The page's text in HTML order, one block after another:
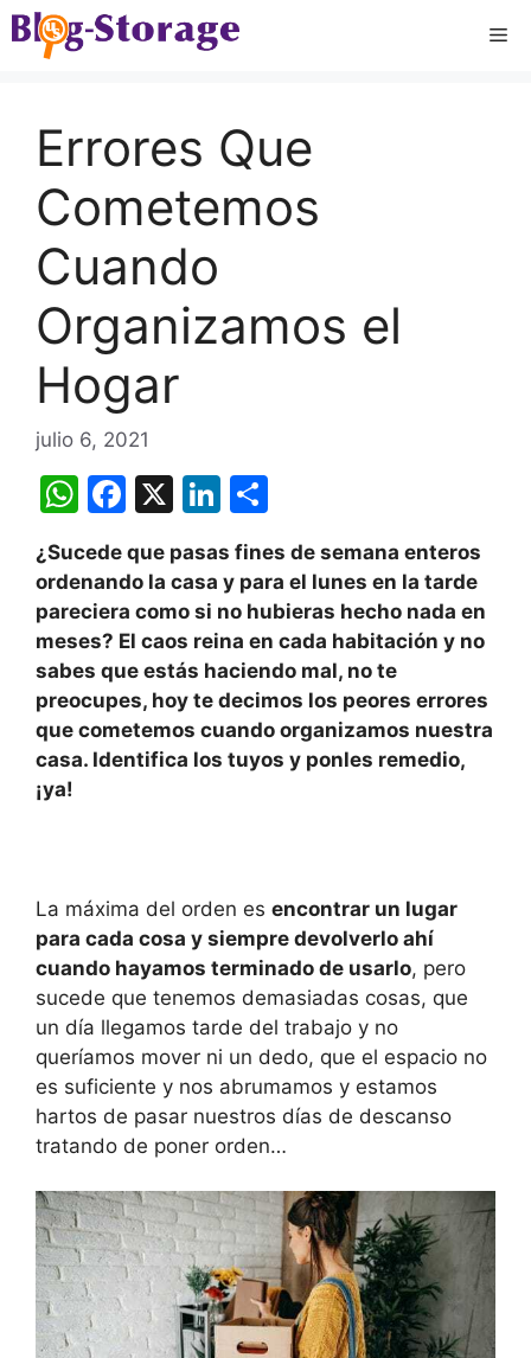
Saltar
al
Errores Que
Cometemos
Cuando
Organizamos el
Hogar
julio 6, 2021
W
at
s
A
p
p
F
c
e
b
o
o
k
X
Li
k
e
dI
n
m
p
ar
tir
¿Sucede que pasas fines de semana enteros
ordenando la casa y para el lunes en la tarde
pareciera como si no hubieras hecho nada en
meses? El caos reina en cada habitación y no
sabes que estás haciendo mal, no te
preocupes, hoy te decimos los peores errores
que cometemos cuando organizamos nuestra
casa. Identifica los tuyos y ponles remedio,
¡ya!
La máxima del orden es encontrar un lugar
para cada cosa y siempre devolverlo ahí
cuando hayamos terminado de usarlo, pero
sucede que tenemos demasiadas cosas, que
un día llegamos tarde del trabajo y no
queríamos mover ni un dedo, que el espacio no
es suficiente y nos abrumamos y estamos
hartos de pasar nuestros días de descanso
tratando de poner orden…